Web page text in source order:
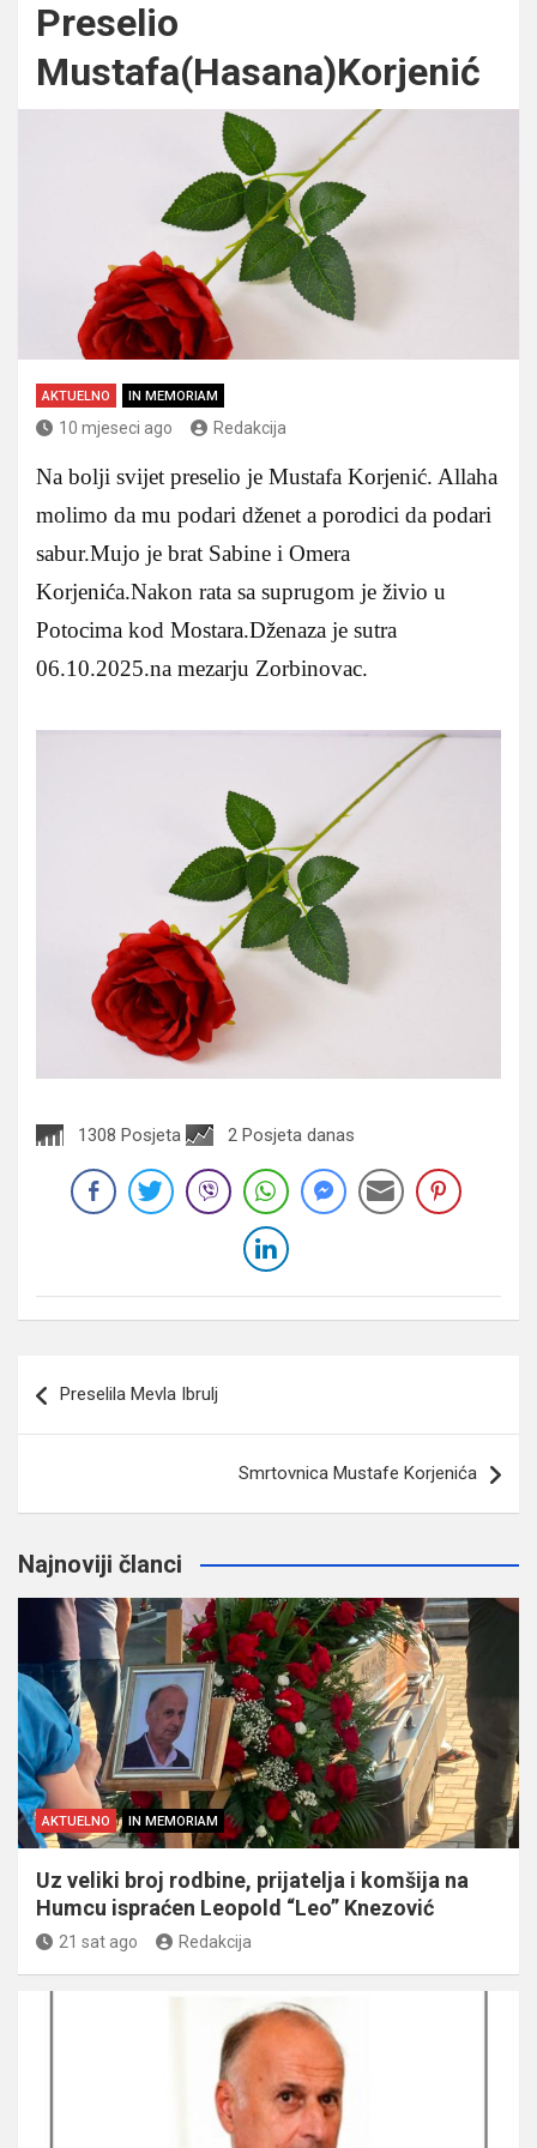
Preselio
Mustafa(Hasana)Korjenić
AKTUELNO IN MEMORIAM
10 mjeseci ago Redakcija
Na bolji svijet preselio je Mustafa Korjenić. Allaha
molimo da mu podari dženet a porodici da podari
sabur.Mujo je brat Sabine i Omera
Korjenića.Nakon rata sa suprugom je živio u
Potocima kod Mostara.Dženaza je sutra
06.10.2025.na mezarju Zorbinovac.
1308 Posjeta 2 Posjeta danas
članaka
Preselila Mevla Ibrulj
Smrtovnica Mustafe Korjenića
Najnoviji članci
AKTUELNO IN MEMORIAM
Uz veliki broj rodbine, prijatelja i komšija na
Humcu ispraćen Leopold “Leo” Knezović
21 sat ago Redakcija